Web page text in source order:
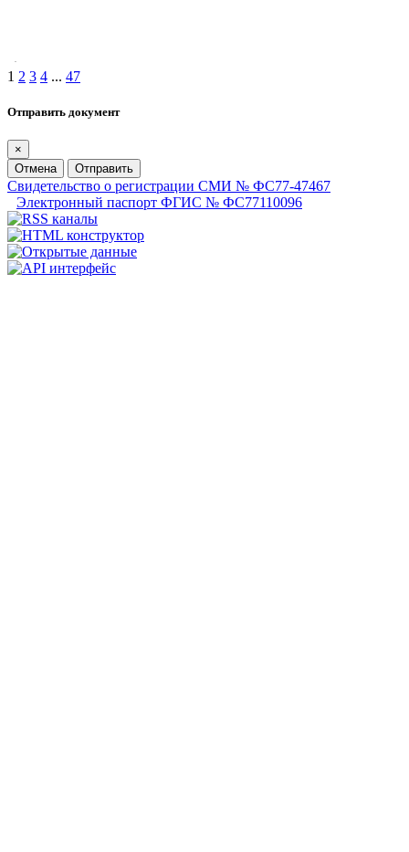
1 2 3 4 ... 47
Отправить документ
×
Отмена
Отправить
Свидетельство о регистрации СМИ № ФС77-47467
Электронный паспорт ФГИС № ФС77110096